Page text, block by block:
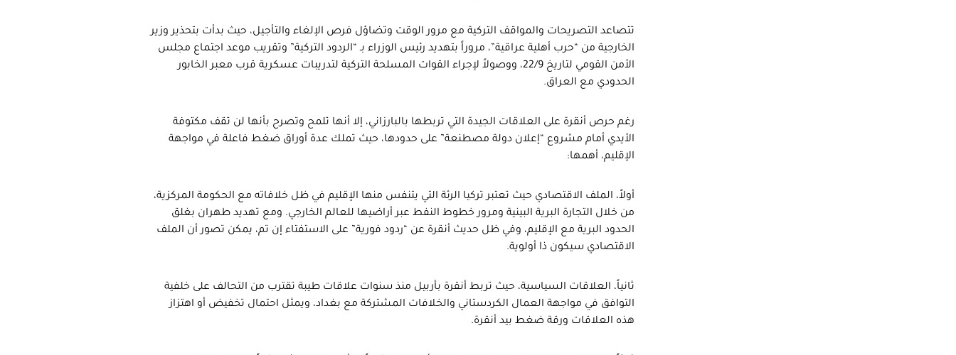
تتصاعد التصريحات والمواقف التركية مع مرور الوقت وتضاؤل فرص الإلغاء والتأجيل، حيث بدأت بتحذير وزير
الخارجية من “حرب أهلية عراقية”، مروراً بتهديد رئيس الوزراء بـ “الردود التركية” وتقريب موعد اجتماع مجلس
الأمن القومي لتاريخ 22/9، ووصولاً لإجراء القوات المسلحة التركية لتدريبات عسكرية قرب معبر الخابور
الحدودي مع العراق.
رغم حرص أنقرة على العلاقات الجيدة التي تربطها بالبارزاني، إلا أنها تلمح وتصرح بأنها لن تقف مكتوفة
الأيدي أمام مشروع “إعلان دولة مصطنعة” على حدودها، حيث تملك عدة أوراق ضغط فاعلة في مواجهة
الإقليم، أهمها:
أولاً، الملف الاقتصادي حيث تعتبر تركيا الرئة التي يتنفس منها الإقليم في ظل خلافاته مع الحكومة المركزية،
من خلال التجارة البرية البينية ومرور خطوط النفط عبر أراضيها للعالم الخارجي. ومع تهديد طهران بغلق
الحدود البرية مع الإقليم، وفي ظل حديث أنقرة عن “ردود فورية” على الاستفتاء إن تم، يمكن تصور أن الملف
الاقتصادي سيكون ذا أولوية.
ثانياً، العلاقات السياسية، حيث تربط أنقرة بأربيل منذ سنوات علاقات طيبة تقترب من التحالف على خلفية
التوافق في مواجهة العمال الكردستاني والخلافات المشتركة مع بغداد، ويمثل احتمال تخفيض أو اهتزاز
هذه العلاقات ورقة ضغط بيد أنقرة.